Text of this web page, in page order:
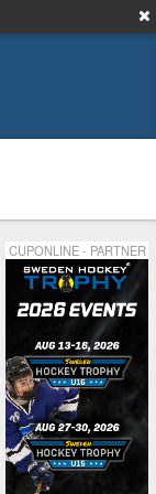
CUPONLINE - PARTNER